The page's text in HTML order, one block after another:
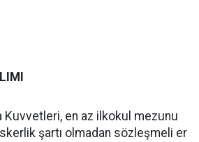
Kuvvetleri, en az ilkokul mezunu
şartı olmadan sözleşmeli er